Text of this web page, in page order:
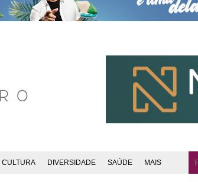
CULTURA DIVERSIDADE SAÚDE MAIS